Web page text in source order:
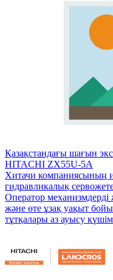
Қазақстандағы шағын
HITACHI ZX55U-5A
Хитачи компаниясының
гидравликалық
Оператор механизмдерді
және өте ұзақ уақыт
тұтқалары аз ауысу